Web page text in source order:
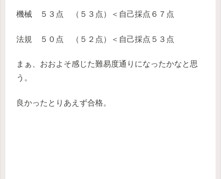
機械 ５３点 （５３点）＜自己採点６７点
法規 ５０点 （５２点）＜自己採点５３点
まぁ、おおよそ感じた難易度通りになったかなと思
う。
良かったとりあえず合格。